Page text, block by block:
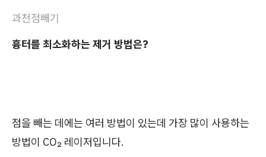
과천점빼기
흉터를 최소화하는 제거 방법은?
점을 빼는 데에는 여러 방법이 있는데 가장 많이 사용하는
방법이 CO₂ 레이저입니다.